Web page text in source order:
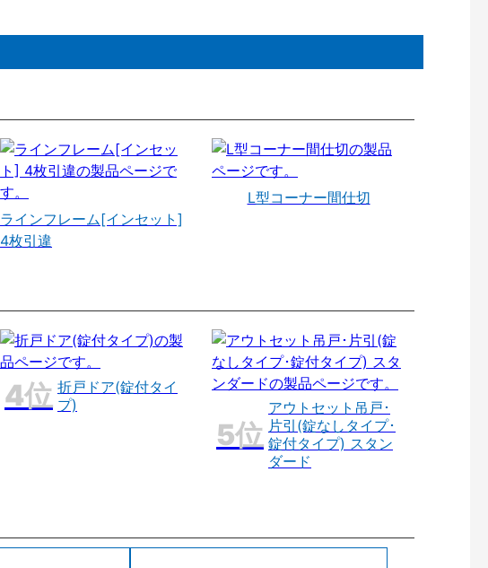
ラインフレーム[インセット]
4枚引違
L型コーナー間仕切
折戸ドア(錠付タイ
プ)
アウトセット吊戸･
片引(錠なしタイプ･
錠付タイプ) スタン
ダード